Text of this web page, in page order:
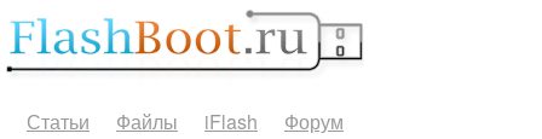
Статьи Файлы iFlash Форум